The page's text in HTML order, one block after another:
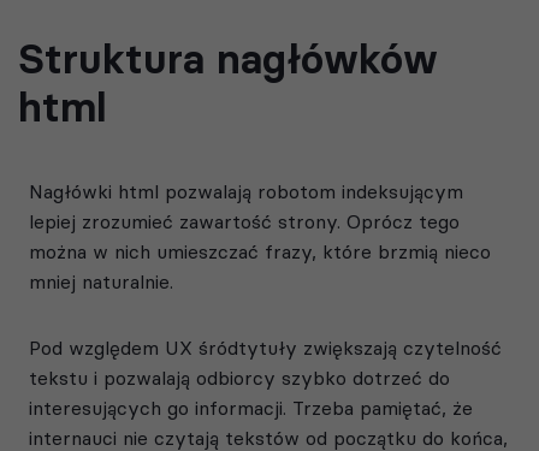
Struktura nagłówków
html
Nagłówki html pozwalają robotom indeksującym
lepiej zrozumieć zawartość strony. Oprócz tego
można w nich umieszczać frazy, które brzmią nieco
mniej naturalnie.
Pod względem UX śródtytuły zwiększają czytelność
tekstu i pozwalają odbiorcy szybko dotrzeć do
interesujących go informacji. Trzeba pamiętać, że
internauci nie czytają tekstów od początku do końca,